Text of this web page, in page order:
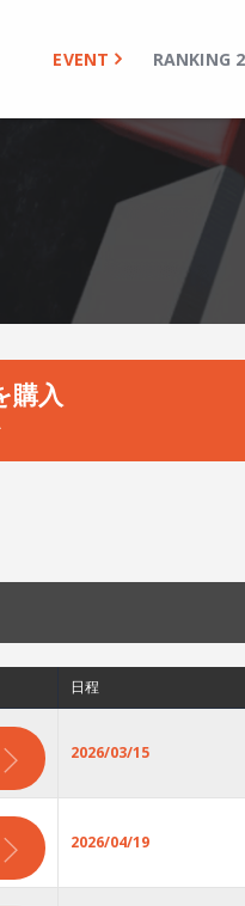
EVENT RANKING
EVENT
RIDERS 2026
SPONSORS
TICKET
MSP
購入
日程
2026/03/15
2026/04/19